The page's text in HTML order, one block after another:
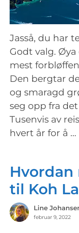
Jasså, du har
Godt valg.
mest
Den bergtar
og smaragd
seg opp fra
Tusenvis av
hvert år for å …
Hvordan
til Koh
Line
februar 9, 2022